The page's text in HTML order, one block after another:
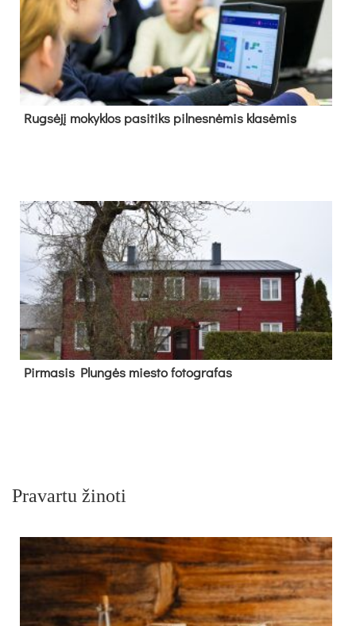
Rug­sė­jį mo­kyk­los pa­si­tiks pil­nes­nė­mis kla­sė­mis
Pir­ma­sis Plun­gės mies­to fo­tog­ra­fas
Pravartu žinoti